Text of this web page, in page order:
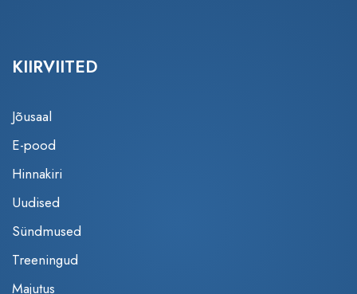
KIIRVIITED
Jõusaal
E-pood
Hinnakiri
Uudised
Sündmused
Treeningud
Majutus